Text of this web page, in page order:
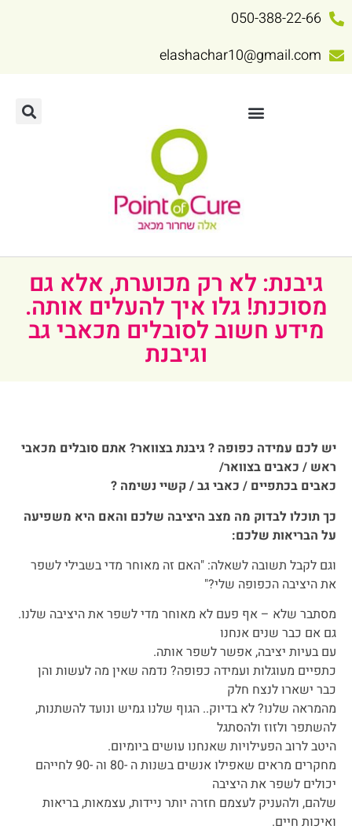
050-388-22-66
elashachar10@gmail.com
גיבנת: לא רק מכוערת, אלא גם
מסוכנת! גלו איך להעלים אותה.
מידע חשוב לסובלים מכאבי גב
וגיבנת
יש לכם עמידה כפופה ? גיבנת בצוואר? אתם סובלים מכאבי
ראש / כאבים בצוואר/
כאבים בכתפיים / כאבי גב / קשיי נשימה ?
כך תוכלו לבדוק מה מצב היציבה שלכם והאם היא משפיעה
על הבריאות שלכם:
וגם לקבל תשובה לשאלה: "האם זה מאוחר מדי בשבילי לשפר
את היציבה הכפופה שלי?"
מסתבר שלא – אף פעם לא מאוחר מדי לשפר את היציבה שלנו.
גם אם כבר שנים אנחנו
עם בעיות יציבה, אפשר לשפר אותה.
כתפיים מעוגלות ועמידה כפופה? נדמה שאין מה לעשות והן
כבר ישארו לנצח חלק
מהמראה שלנו? לא בדיוק.. הגוף שלנו גמיש ונועד להשתנות,
להשתפר ולזוז ולהסתגל
היטב לרוב הפעילויות שאנחנו עושים ביומיום.
מחקרים מראים שאפילו אנשים בשנות ה -80 וה -90 לחייהם
יכולים לשפר את היציבה
שלהם, ולהעניק לעצמם חזרה יותר ניידות, עצמאות, בריאות
ואיכות חיים.